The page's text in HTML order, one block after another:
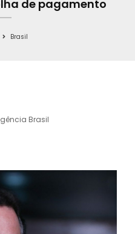
e
de pagamento
Brasil
Brasil